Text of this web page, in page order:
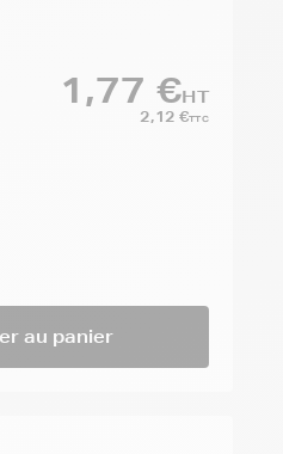
1,77 €HT
2,12 €TTC
au panier